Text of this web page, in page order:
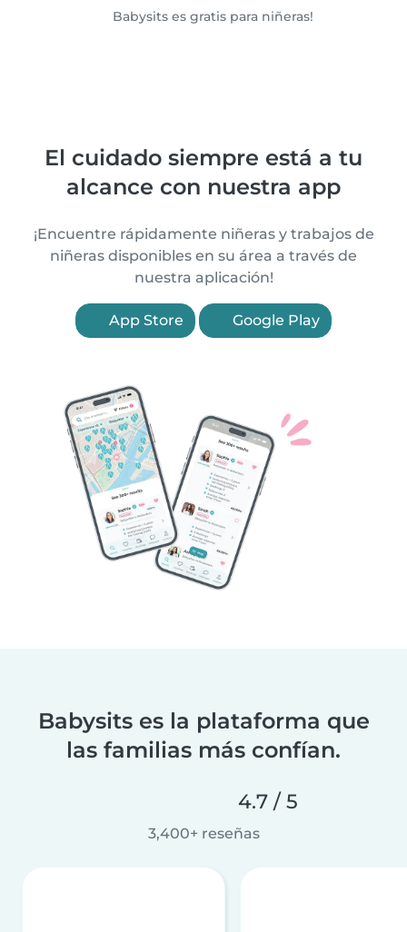
Babysits es gratis para niñeras!
El cuidado siempre está a tu
alcance con nuestra app
¡Encuentre rápidamente niñeras y trabajos de
niñeras disponibles en su área a través de
nuestra aplicación!
App Store Google Play
Babysits es la plataforma que
las familias más confían.
4.7 / 5
3,400+ reseñas